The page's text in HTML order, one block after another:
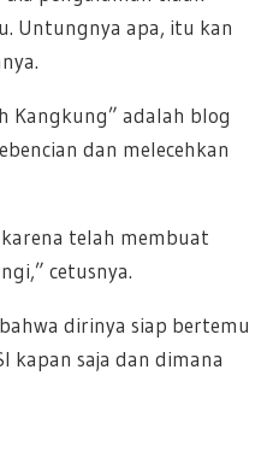
Untungnya apa, itu kan
Kangkung” adalah blog
dan melecehkan
telah membuat
cetusnya.
dirinya siap bertemu
kapan saja dan dimana